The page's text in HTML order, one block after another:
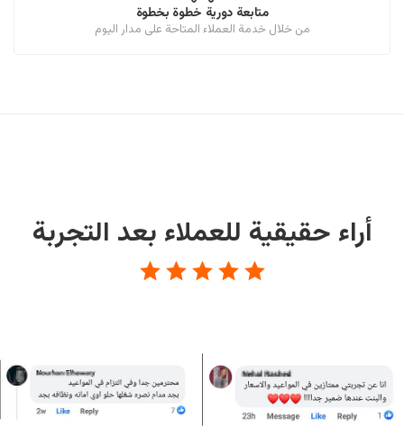
متابعة دورية خطوة بخطوة
من خلال خدمة العملاء المتاحة على مدار اليوم
أراء حقيقية للعملاء بعد التجربة